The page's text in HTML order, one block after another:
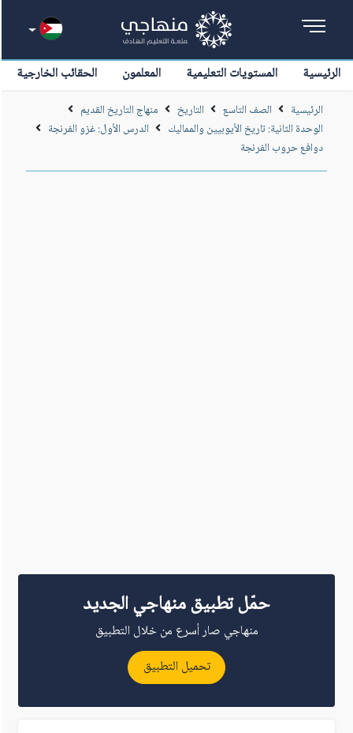
الرئيسية المستويات التعليمية المعلمون الحقائب الخارجية
الرئيسية الصف التاسع التاريخ
منهاج التاريخ القديم
الوحدة الثانية: تاريخ الأيوبيين والمماليك
الدرس الأول: غزو الفرنجة
دوافع حروب الفرنجة
حمّل تطبيق منهاجي الجديد
منهاجي صار أسرع من خلال التطبيق
تحميل التطبيق